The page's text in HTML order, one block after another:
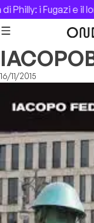
Skip to content
Philly: i Fugazi e il
16/11/2015